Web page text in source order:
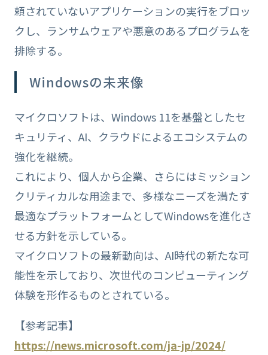
頼されていないアプリケーションの実行をブロッ
クし、ランサムウェアや悪意のあるプログラムを
排除する。
Windowsの未来像
マイクロソフトは、Windows 11を基盤としたセ
キュリティ、AI、クラウドによるエコシステムの
強化を継続。
これにより、個人から企業、さらにはミッション
クリティカルな用途まで、多様なニーズを満たす
最適なプラットフォームとしてWindowsを進化さ
せる方針を示している。
マイクロソフトの最新動向は、AI時代の新たな可
能性を示しており、次世代のコンピューティング
体験を形作るものとされている。
【参考記事】
https://news.microsoft.com/ja-jp/2024/